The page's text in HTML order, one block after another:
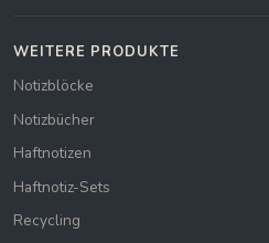
WEITERE PRODUKTE
Notizblöcke
Notizbücher
Haftnotizen
Haftnotiz-Sets
Recycling